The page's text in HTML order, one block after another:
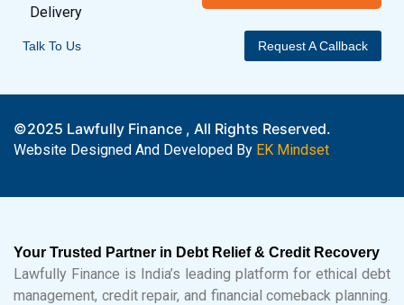
Delivery
Talk To Us Request A Callback
©2025 Lawfully Finance , All Rights Reserved.
Website Designed And Developed By EK Mindset
Your Trusted Partner in Debt Relief & Credit Recovery
Lawfully Finance is India’s leading platform for ethical debt
management, credit repair, and financial comeback planning.